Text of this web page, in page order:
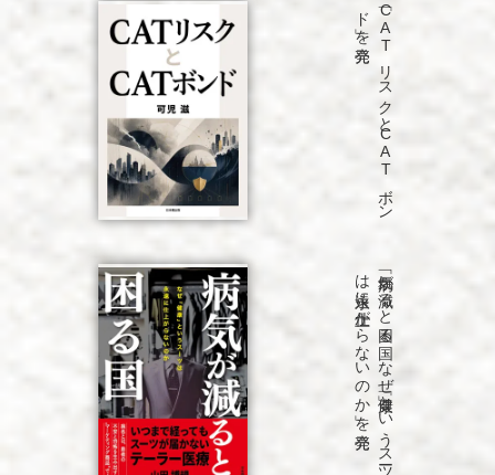
「C
A
T
リ
ス
ク
と
C
A
T
ボ
ン
ド
」を
発売
「病気が
減る
と
困る
国
な
ぜ
「健康」と
い
う
ス
ーツ
は
永遠に
仕上が
ら
な
い
の
か
」を
発売